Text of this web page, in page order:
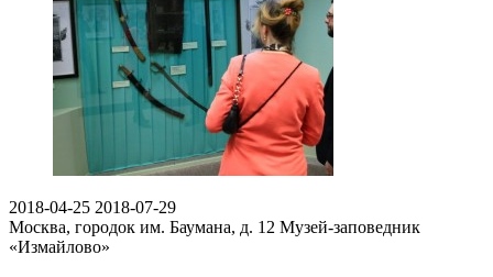
2018-04-25 2018-07-29
Москва, городок им. Баумана, д. 12 Музей-заповедник
«Измайлово»